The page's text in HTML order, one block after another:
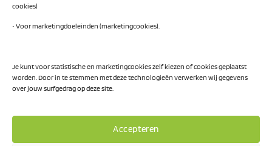
cookies)
• Voor marketingdoeleinden (marketingcookies).
Je kunt voor statistische en marketingcookies zelf kiezen of cookies geplaatst
worden. Door in te stemmen met deze technologieën verwerken wij gegevens
over jouw surfgedrag op deze site.
Accepteren
Projecten
Niemeyer Campus